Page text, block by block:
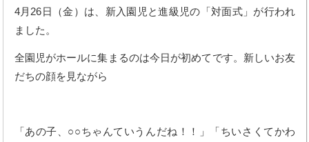
4月26日（金）は、新入園児と進級児の「対面式」が行われ
ました。
全園児がホールに集まるのは今日が初めてです。新しいお友
だちの顔を見ながら
「あの子、○○ちゃんていうんだね！！」「ちいさくてかわ